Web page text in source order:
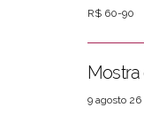
R$ 60-90
9 agosto